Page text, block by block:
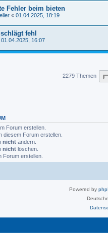
Fehler beim bieten
« 01.04.2025, 18:19
fehl
01.04.2025, 16:07
2279 Themen
Forum erstellen.
diesem Forum erstellen.
nicht ändern.
nicht löschen.
Forum erstellen.
Powered by